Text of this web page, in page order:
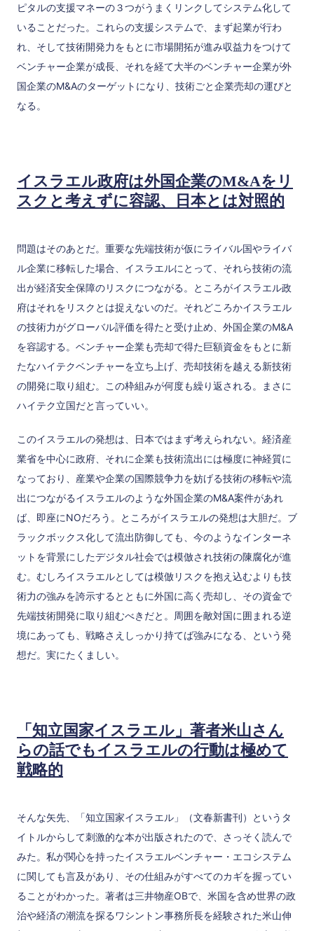
ピタルの支援マネーの３つがうまくリンクしてシステム化して
いることだった。これらの支援システムで、まず起業が行わ
れ、そして技術開発力をもとに市場開拓が進み収益力をつけて
ベンチャー企業が成長、それを経て大半のベンチャー企業が外
国企業のM&Aのターゲットになり、技術ごと企業売却の運びと
なる。
イスラエル政府は外国企業のM&Aをリ
スクと考えずに容認、日本とは対照的
問題はそのあとだ。重要な先端技術が仮にライバル国やライバ
ル企業に移転した場合、イスラエルにとって、それら技術の流
出が経済安全保障のリスクにつながる。ところがイスラエル政
府はそれをリスクとは捉えないのだ。それどころかイスラエル
の技術力がグローバル評価を得たと受け止め、外国企業のM&A
を容認する。ベンチャー企業も売却で得た巨額資金をもとに新
たなハイテクベンチャーを立ち上げ、売却技術を越える新技術
の開発に取り組む。この枠組みが何度も繰り返される。まさに
ハイテク立国だと言っていい。
このイスラエルの発想は、日本ではまず考えられない。経済産
業省を中心に政府、それに企業も技術流出には極度に神経質に
なっており、産業や企業の国際競争力を妨げる技術の移転や流
出につながるイスラエルのような外国企業のM&A案件があれ
ば、即座にNOだろう。ところがイスラエルの発想は大胆だ。ブ
ラックボックス化して流出防御しても、今のようなインターネ
ットを背景にしたデジタル社会では模倣され技術の陳腐化が進
む。むしろイスラエルとしては模倣リスクを抱え込むよりも技
術力の強みを誇示するとともに外国に高く売却し、その資金で
先端技術開発に取り組むべきだと。周囲を敵対国に囲まれる逆
境にあっても、戦略さえしっかり持てば強みになる、という発
想だ。実にたくましい。
「知立国家イスラエル」著者米山さん
らの話でもイスラエルの行動は極めて
戦略的
そんな矢先、「知立国家イスラエル」（文春新書刊）というタ
イトルからして刺激的な本が出版されたので、さっそく読んで
みた。私が関心を持ったイスラエルベンチャー・エコシステム
に関しても言及があり、その仕組みがすべてのカギを握ってい
ることがわかった。著者は三井物産OBで、米国を含め世界の政
治や経済の潮流を探るワシントン事務所長を経験された米山伸